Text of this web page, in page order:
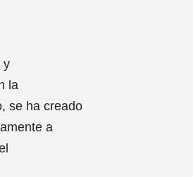
y
la
se ha creado
a